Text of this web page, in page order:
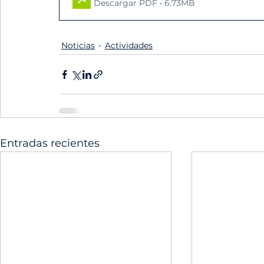
Descargar PDF • 6.73MB
Noticias Actividades
Entradas recientes